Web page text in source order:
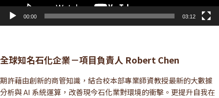
00:00 03:12
全球知名石化企業－項目負責人 Robert Chen
期許藉由創新的商管知識，結合校本部專業師資教授最新的大數據
分析與 AI 系統運算，改善現今石化業對環境的衝擊。更提升自我在